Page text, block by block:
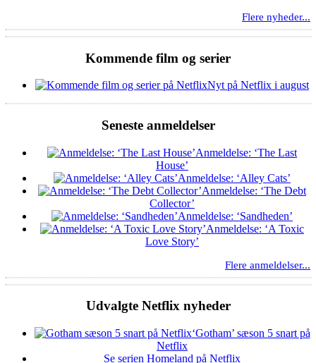
Flere nyheder...
Kommende film og serier
Nyt på Netflix i august
Seneste anmeldelser
Anmeldelse: ‘The Last
House’
Anmeldelse: ‘Alley Cats’
Anmeldelse: ‘The Debt
Collector’
Anmeldelse: ‘Sandheden’
Anmeldelse: ‘A Toxic
Love Story’
Flere anmeldelser...
Udvalgte Netflix nyheder
‘Gotham’ sæson 5 snart på
Netflix
Se serien Homeland på Netflix